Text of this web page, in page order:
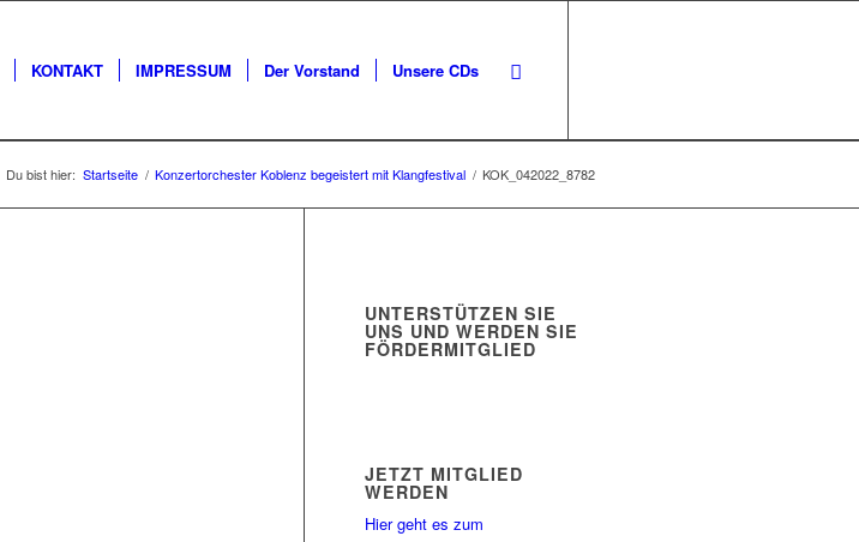
KONTAKT IMPRESSUM Der Vorstand Unsere CDs
Du bist hier: Startseite / Konzertorchester Koblenz begeistert mit Klangfestival / KOK_042022_8782
UNTERSTÜTZEN SIE
UNS UND WERDEN SIE
FÖRDERMITGLIED
JETZT MITGLIED
WERDEN
Hier geht es zum